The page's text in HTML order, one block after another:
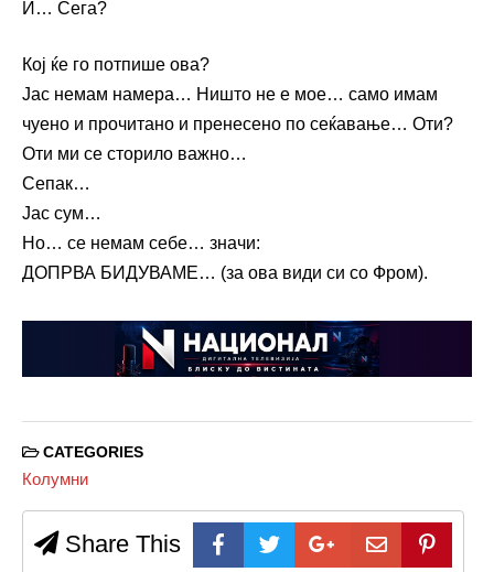
И… Сега?
Кој ќе го потпише ова?
Јас немам намера… Ништо не е мое… само имам
чуено и прочитано и пренесено по сеќавање… Оти?
Оти ми се сторило важно…
Сепак…
Јас сум…
Но… се немам себе… значи:
ДОПРВА БИДУВАМЕ… (за ова види си со Фром).
CATEGORIES
Колумни
Share This